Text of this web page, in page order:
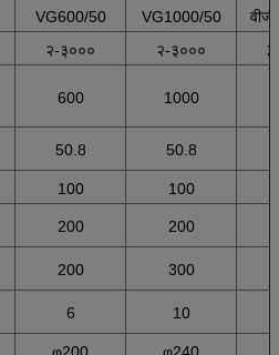
VG600/50 VG1000/50
२-३००० २-३०००
600 1000
50.8 50.8
100 100
200 200
200 300
6 10